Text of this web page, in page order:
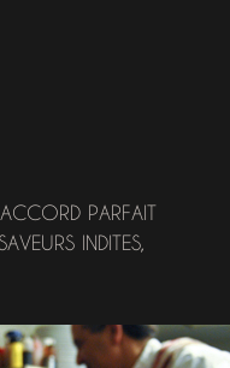
PARFAIT
INDITES,